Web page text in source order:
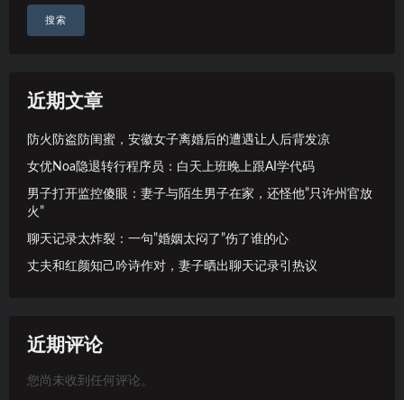
搜索
近期文章
防火防盗防闺蜜，安徽女子离婚后的遭遇让人后背发凉
女优Noa隐退转行程序员：白天上班晚上跟AI学代码
男子打开监控傻眼：妻子与陌生男子在家，还怪他”只许州官放
火”
聊天记录太炸裂：一句”婚姻太闷了”伤了谁的心
丈夫和红颜知己吟诗作对，妻子晒出聊天记录引热议
近期评论
您尚未收到任何评论。